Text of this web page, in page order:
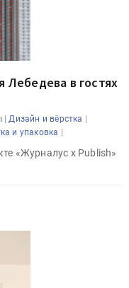
Лебедева в гостях
|Дизайн и вёрстка |
и упаковка |
«Журналус x Publish»